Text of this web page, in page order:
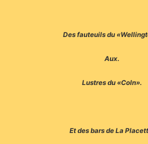
Des fauteuils du
Aux.
Lustres du «Coln».
Et des bars de La